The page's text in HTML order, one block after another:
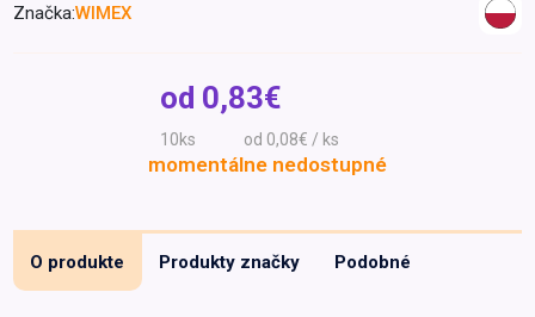
Drogéria a kozmetika
Domáci miláčikovia
Lekáreň
Značka:WIMEX
od 0,83€
10ks od 0,08€ / ks
momentálne nedostupné
O produkte Produkty značky Podobné